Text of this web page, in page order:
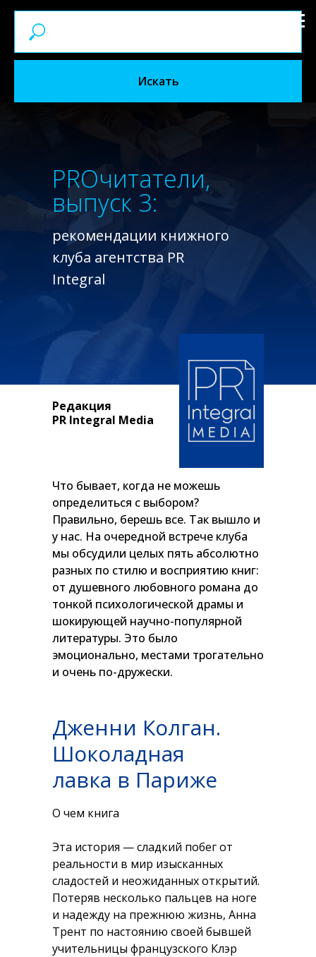
Искать
PRОчитатели,
выпуск 3:
рекомендации книжного
клуба агентства PR
Integral
Что бывает, когда не можешь
определиться с выбором?
Правильно, берешь все. Так вышло и
у нас. На очередной встрече клуба
мы обсудили целых пять абсолютно
разных по стилю и восприятию книг:
от душевного любовного романа до
тонкой психологической драмы и
шокирующей научно-популярной
литературы. Это было
эмоционально, местами трогательно
и очень по-дружески.
Редакция
PR Integral Media
Дженни Колган.
Шоколадная
лавка в Париже
О чем книга
Эта история — сладкий побег от
реальности в мир изысканных
сладостей и неожиданных открытий.
Потеряв несколько пальцев на ноге
и надежду на прежнюю жизнь, Анна
Трент по настоянию своей бывшей
учительницы французского Клэр